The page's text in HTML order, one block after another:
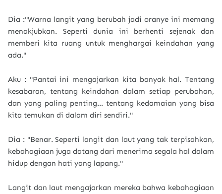
Dia :"Warna langit yang berubah jadi oranye ini memang
menakjubkan. Seperti dunia ini berhenti sejenak dan
memberi kita ruang untuk menghargai keindahan yang
ada."
Aku : "Pantai ini mengajarkan kita banyak hal. Tentang
kesabaran, tentang keindahan dalam setiap perubahan,
dan yang paling penting… tentang kedamaian yang bisa
kita temukan di dalam diri sendiri."
Dia : "Benar. Seperti langit dan laut yang tak terpisahkan,
kebahagiaan juga datang dari menerima segala hal dalam
hidup dengan hati yang lapang."
Langit dan laut mengajarkan mereka bahwa kebahagiaan